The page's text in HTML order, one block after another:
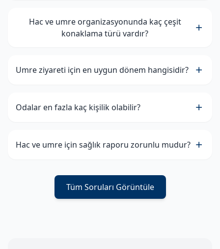
Hac ve umre organizasyonunda kaç çeşit
konaklama türü vardır?
Umre ziyareti için en uygun dönem hangisidir?
Odalar en fazla kaç kişilik olabilir?
Hac ve umre için sağlık raporu zorunlu mudur?
Tüm Soruları Görüntüle